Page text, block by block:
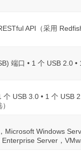
API（采用
端口 • 1 个 USB 2.0 •
USB 3.0 • 1 个 USB
Microsoft Windows
Server，